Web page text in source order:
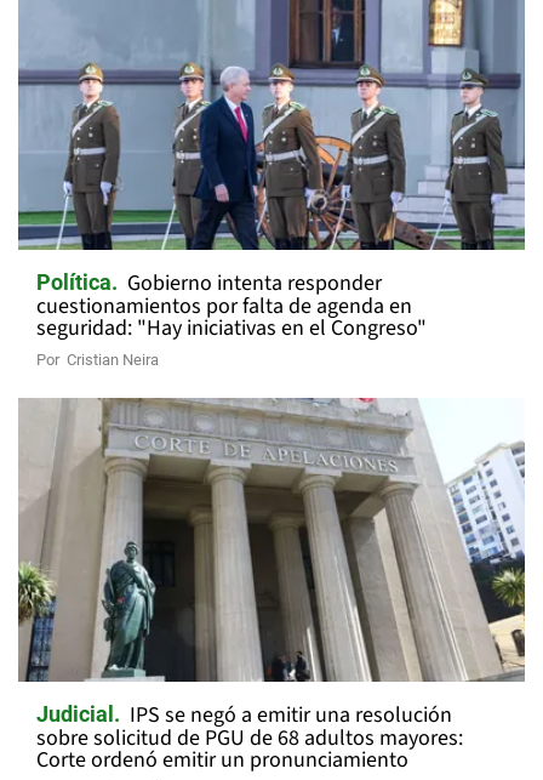
Política Gobierno intenta responder
cuestionamientos por falta de agenda en
seguridad: "Hay iniciativas en el Congreso"
Por Cristian Neira
Judicial IPS se negó a emitir una resolución
sobre solicitud de PGU de 68 adultos mayores:
Corte ordenó emitir un pronunciamiento